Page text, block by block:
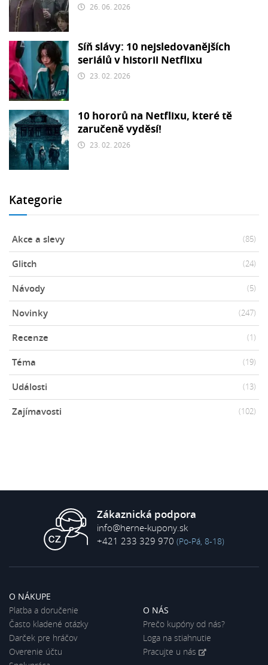
26. 06. 2026
Síň slávy: 10 nejsledovanějších
seriálů v historii Netflixu
23. 02. 2026
10 hororů na Netflixu, které tě
zaručeně vyděsí!
23. 02. 2026
Kategorie
Akce a slevy (85)
Glitch (24)
Návody (5)
Novinky (247)
Recenze (1)
Téma (19)
Události (13)
Zajímavosti (102)
Zákaznická podpora
info@herne-kupony.sk
+421 233 329 970 (Po-Pá, 8-18)
O NÁKUPE
Platba a doručenie
Často kladené otázky
Darček pre hráčov
Overenie účtu
O NÁS
Prečo kupóny od nás?
Loga na stiahnutie
Pracujte u nás